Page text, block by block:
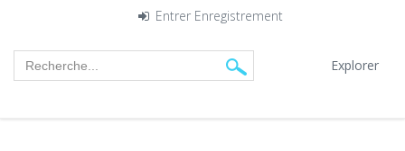
Entrer Enregistrement
Explorer